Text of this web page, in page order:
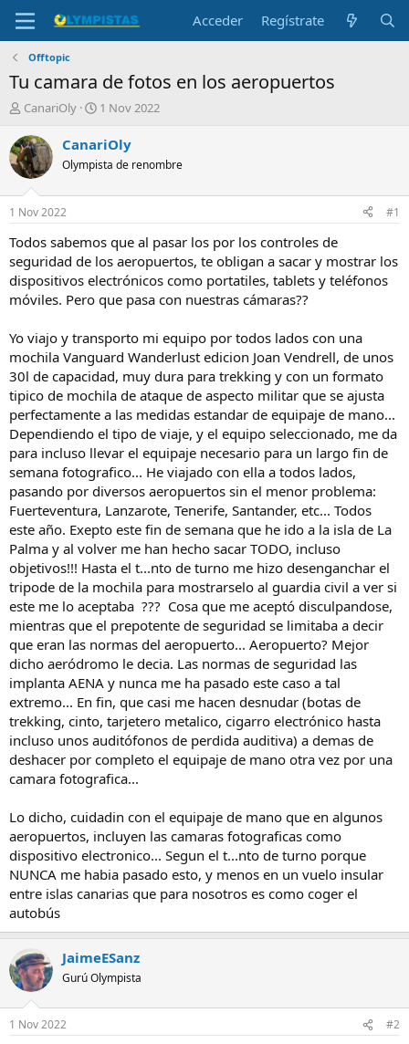
Acceder Regístrate
Offtopic
Tu camara de fotos en los aeropuertos
I
i
c
i
a
d
o
r
e
l
t
m
a
CanariOly
F
c
a
i
n
c
i
o
1 Nov 2022
CanariOly
Olympista de renombre
1 Nov 2022 #1
Todos sabemos que al pasar los por los controles de
seguridad de los aeropuertos, te obligan a sacar y mostrar los
dispositivos electrónicos como portatiles, tablets y teléfonos
móviles. Pero que pasa con nuestras cámaras??
Yo viajo y transporto mi equipo por todos lados con una
mochila Vanguard Wanderlust edicion Joan Vendrell, de unos
30l de capacidad, muy dura para trekking y con un formato
tipico de mochila de ataque de aspecto militar que se ajusta
perfectamente a las medidas estandar de equipaje de mano...
Dependiendo el tipo de viaje, y el equipo seleccionado, me da
para incluso llevar el equipaje necesario para un largo fin de
semana fotografico... He viajado con ella a todos lados,
pasando por diversos aeropuertos sin el menor problema:
Fuerteventura, Lanzarote, Tenerife, Santander, etc... Todos
este año. Exepto este fin de semana que he ido a la isla de La
Palma y al volver me han hecho sacar TODO, incluso
objetivos!!! Hasta el t...nto de turno me hizo desenganchar el
tripode de la mochila para mostrarselo al guardia civil a ver si
este me lo aceptaba ??? Cosa que me aceptó disculpandose,
mientras que el prepotente de seguridad se limitaba a decir
que eran las normas del aeropuerto... Aeropuerto? Mejor
dicho aeródromo le decia. Las normas de seguridad las
implanta AENA y nunca me ha pasado este caso a tal
extremo... En fin, que casi me hacen desnudar (botas de
trekking, cinto, tarjetero metalico, cigarro electrónico hasta
incluso unos auditófonos de perdida auditiva) a demas de
deshacer por completo el equipaje de mano otra vez por una
camara fotografica...
Lo dicho, cuidadin con el equipaje de mano que en algunos
aeropuertos, incluyen las camaras fotograficas como
dispositivo electronico... Segun el t...nto de turno porque
NUNCA me habia pasado esto, y menos en un vuelo insular
entre islas canarias que para nosotros es como coger el
autobús
JaimeESanz
Gurú Olympista
1 Nov 2022 #2